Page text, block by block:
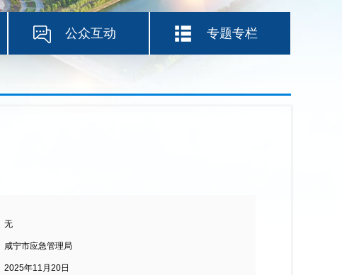
公众互动 专题专栏
无
咸宁市应急管理局
2025年11月20日